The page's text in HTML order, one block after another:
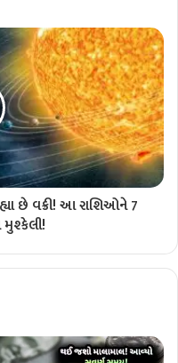
છે વક્રી! આ રાશિઓને 7